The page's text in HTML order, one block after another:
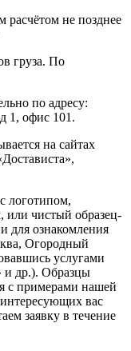
расчётом не позднее
груза. По
по адресу:
1, офис 101.
на сайтах
логотипом,
чистый образец-
для ознакомления
Огородный
услугами
и др.). Образцы
с примерами нашей
вас
заявку в течение